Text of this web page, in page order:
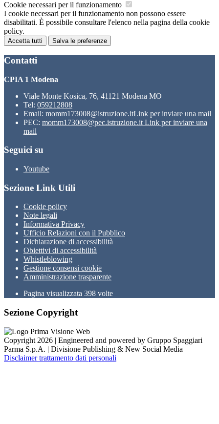
Cookie necessari per il funzionamento
I cookie necessari per il funzionamento non possono essere
disabilitati. È possibile consultare l'elenco nella pagina della cookie
policy.
Accetta tutti Salva le preferenze
Contatti
CPIA 1 Modena
Viale Monte Kosica, 76, 41121 Modena MO
Tel: 059212808
Email: momm173008@istruzione.itLink per inviare una mail
PEC: momm173008@pec.istruzione.it Link per inviare una
mail
Seguici su
Youtube
Sezione Link Utili
Cookie policy
Note legali
Informativa Privacy
Ufficio Relazioni con il Pubblico
Dichiarazione di accessibilità
Obiettivi di accessibilità
Whistleblowing
Gestione consensi cookie
Amministrazione trasparente
Pagina visualizzata 398 volte
Sezione Copyright
Copyright 2026 | Engineered and powered by Gruppo Spaggiari
Parma S.p.A. | Divisione Publishing & New Social Media
Disclaimer trattamento dati personali